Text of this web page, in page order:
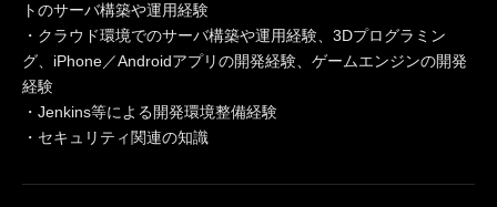
トのサーバ構築や運用経験
・クラウド環境でのサーバ構築や運用経験、3Dプログラミン
グ、iPhone／Androidアプリの開発経験、ゲームエンジンの開発
経験
・Jenkins等による開発環境整備経験
・セキュリティ関連の知識